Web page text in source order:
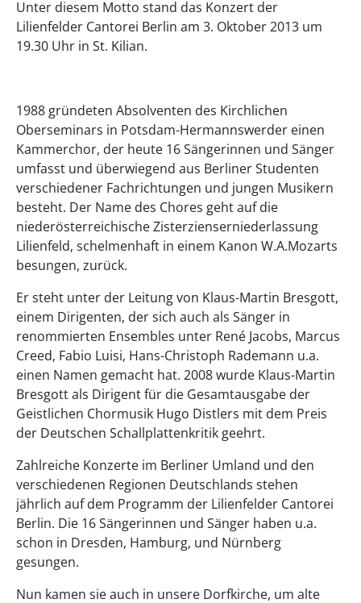
Unter diesem Motto stand das Konzert der
Lilienfelder Cantorei Berlin am 3. Oktober 2013 um
19.30 Uhr in St. Kilian.
1988 gründeten Absolventen des Kirchlichen
Oberseminars in Potsdam-Hermannswerder einen
Kammerchor, der heute 16 Sängerinnen und Sänger
umfasst und überwiegend aus Berliner Studenten
verschiedener Fachrichtungen und jungen Musikern
besteht. Der Name des Chores geht auf die
niederösterreichische Zisterzienserniederlassung
Lilienfeld, schelmenhaft in einem Kanon W.A.Mozarts
besungen, zurück.
Er steht unter der Leitung von Klaus-Martin Bresgott,
einem Dirigenten, der sich auch als Sänger in
renommierten Ensembles unter René Jacobs, Marcus
Creed, Fabio Luisi, Hans-Christoph Rademann u.a.
einen Namen gemacht hat. 2008 wurde Klaus-Martin
Bresgott als Dirigent für die Gesamtausgabe der
Geistlichen Chormusik Hugo Distlers mit dem Preis
der Deutschen Schallplattenkritik geehrt.
Zahlreiche Konzerte im Berliner Umland und den
verschiedenen Regionen Deutschlands stehen
jährlich auf dem Programm der Lilienfelder Cantorei
Berlin. Die 16 Sängerinnen und Sänger haben u.a.
schon in Dresden, Hamburg, und Nürnberg
gesungen.
Nun kamen sie auch in unsere Dorfkirche, um alte